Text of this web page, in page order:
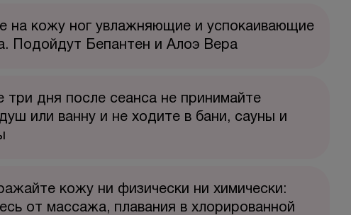
на кожу ног увлажняющие и успокаивающие
Подойдут Бепантен и Алоэ Вера
три дня после сеанса не принимайте
или ванну и не ходите в бани, сауны и
кожу ни физически ни химически:
от массажа, плавания в хлорированной